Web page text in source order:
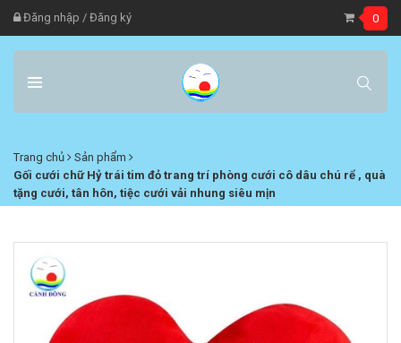
Đăng nhập / Đăng ký 0
Trang chủ
Sản phẩm
Gối cưới chữ Hỷ trái tim đỏ trang trí phòng cưới cô dâu chú rể , quà
tặng cưới, tân hôn, tiệc cưới vải nhung siêu mịn